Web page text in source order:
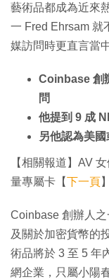
藝術品都成為近來
一 Fred Ehrsam 就
媒訪問時更直言當
Coinbase 創
問
他提到 9 成
另他認為美
【相關報道】AV
量專屬卡【下一頁】
Coinbase 創辦人
及關於加密貨幣的
術品將於 3 至 5 年
網企業，只屬小陽